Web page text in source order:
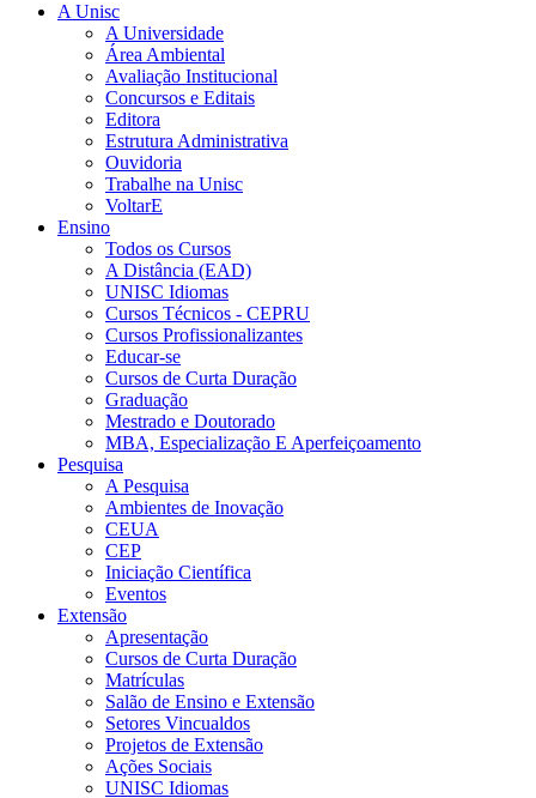
A Unisc
A Universidade
Área Ambiental
Avaliação Institucional
Concursos e Editais
Editora
Estrutura Administrativa
Ouvidoria
Trabalhe na Unisc
VoltarE
Ensino
Todos os Cursos
A Distância (EAD)
UNISC Idiomas
Cursos Técnicos - CEPRU
Cursos Profissionalizantes
Educar-se
Cursos de Curta Duração
Graduação
Mestrado e Doutorado
MBA, Especialização E Aperfeiçoamento
Pesquisa
A Pesquisa
Ambientes de Inovação
CEUA
CEP
Iniciação Científica
Eventos
Extensão
Apresentação
Cursos de Curta Duração
Matrículas
Salão de Ensino e Extensão
Setores Vincualdos
Projetos de Extensão
Ações Sociais
UNISC Idiomas